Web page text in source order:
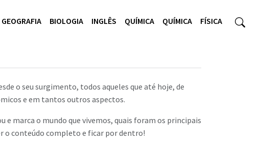
GEOGRAFIA BIOLOGIA INGLÊS QUÍMICA QUÍMICA FÍSICA
o seu surgimento, todos aqueles que até hoje, de
e em tantos outros aspectos.
marca o mundo que vivemos, quais foram os principais
o conteúdo completo e ficar por dentro!